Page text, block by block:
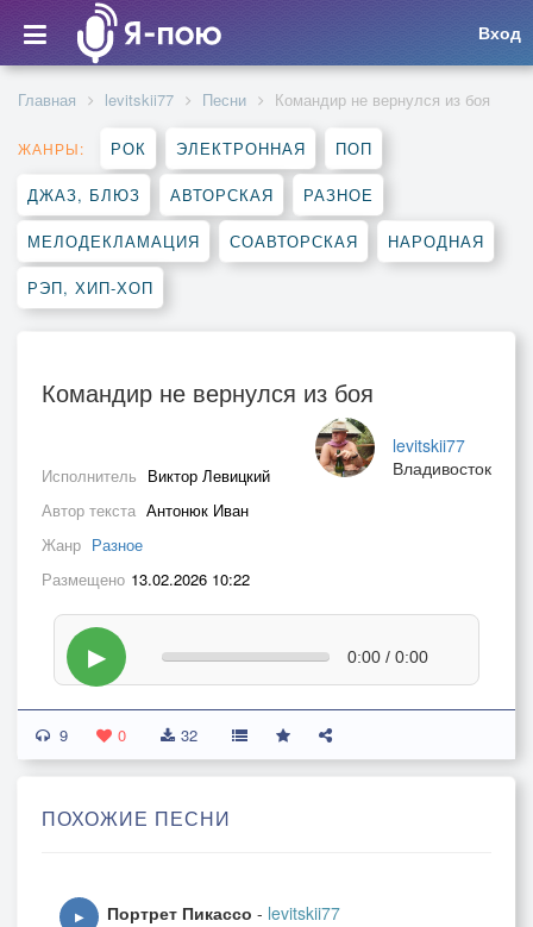
Вход
Главная levitskii77 Песни Командир не вернулся из боя
ЖАНРЫ: РОК ЭЛЕКТРОННАЯ ПОП
ДЖАЗ, БЛЮЗ АВТОРСКАЯ РАЗНОЕ
МЕЛОДЕКЛАМАЦИЯ СОАВТОРСКАЯ НАРОДНАЯ
РЭП, ХИП-ХОП
Командир не вернулся из боя
levitskii77
Владивосток
Исполнитель Виктор Левицкий
Автор текста Антонюк Иван
Жанр Разное
Размещено 13.02.2026 10:22
▶ 0:00 / 0:00
9 0 32
ПОХОЖИЕ ПЕСНИ
▶ Портрет Пикассо - levitskii77